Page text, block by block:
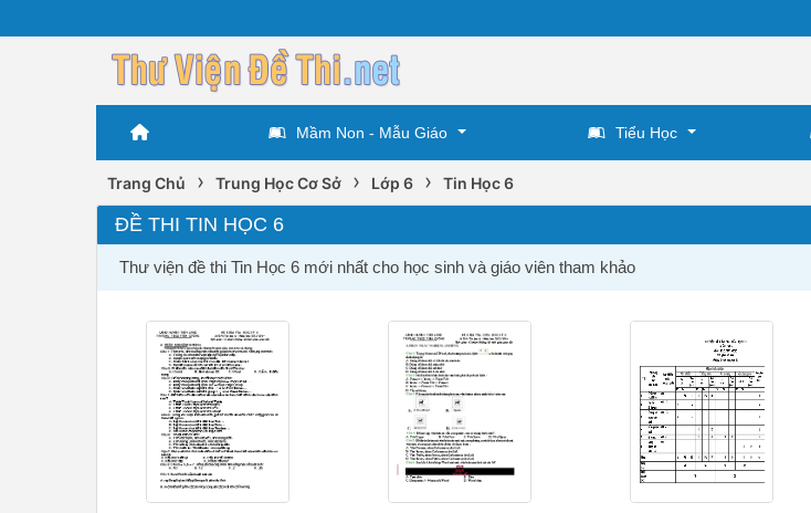
Mầm Non - Mẫu Giáo Tiểu Học
Trang Chủ › Trung Học Cơ Sở › Lớp 6 › Tin Học 6
ĐỀ THI TIN HỌC 6
Thư viện đề thi Tin Học 6 mới nhất cho học sinh và giáo viên tham khảo